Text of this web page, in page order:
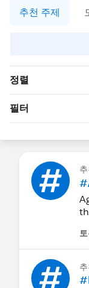
추천 주제
정렬
필터